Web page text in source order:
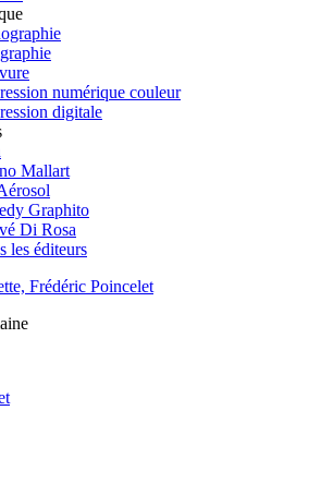
numérique couleur
digitale
Mallart
Graphito
Di Rosa
les éditeurs